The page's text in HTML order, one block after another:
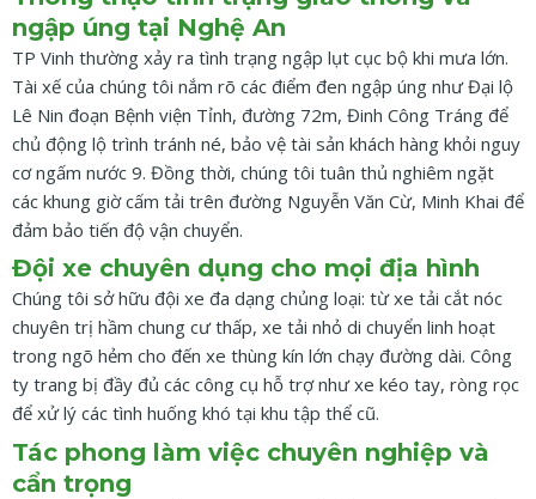
ngập úng tại Nghệ An
TP Vinh thường xảy ra tình trạng ngập lụt cục bộ khi mưa lớn.
Tài xế của chúng tôi nắm rõ các điểm đen ngập úng như Đại lộ
Lê Nin đoạn Bệnh viện Tỉnh, đường 72m, Đinh Công Tráng để
chủ động lộ trình tránh né, bảo vệ tài sản khách hàng khỏi nguy
cơ ngấm nước 9. Đồng thời, chúng tôi tuân thủ nghiêm ngặt
các khung giờ cấm tải trên đường Nguyễn Văn Cừ, Minh Khai để
đảm bảo tiến độ vận chuyển.
Đội xe chuyên dụng cho mọi địa hình
Chúng tôi sở hữu đội xe đa dạng chủng loại: từ xe tải cắt nóc
chuyên trị hầm chung cư thấp, xe tải nhỏ di chuyển linh hoạt
trong ngõ hẻm cho đến xe thùng kín lớn chạy đường dài. Công
ty trang bị đầy đủ các công cụ hỗ trợ như xe kéo tay, ròng rọc
để xử lý các tình huống khó tại khu tập thể cũ.
Tác phong làm việc chuyên nghiệp và
cẩn trọng